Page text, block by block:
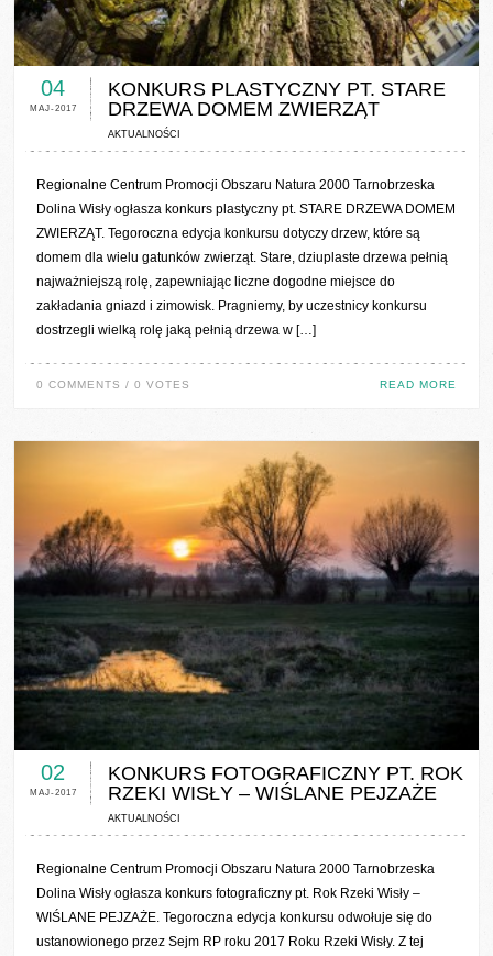
0 COMMENTS / 0 VOTES
04
MAJ-2017
KONKURS PLASTYCZNY PT. STARE
DRZEWA DOMEM ZWIERZĄT
AKTUALNOŚCI
Regionalne Centrum Promocji Obszaru Natura 2000 Tarnobrzeska
Dolina Wisły ogłasza konkurs plastyczny pt. STARE DRZEWA DOMEM
ZWIERZĄT. Tegoroczna edycja konkursu dotyczy drzew, które są
domem dla wielu gatunków zwierząt. Stare, dziuplaste drzewa pełnią
najważniejszą rolę, zapewniając liczne dogodne miejsce do
zakładania gniazd i zimowisk. Pragniemy, by uczestnicy konkursu
dostrzegli wielką rolę jaką pełnią drzewa w […]
0 COMMENTS / 0 VOTES READ MORE
0 COMMENTS / 0 VOTES
02
MAJ-2017
KONKURS FOTOGRAFICZNY PT. ROK
RZEKI WISŁY – WIŚLANE PEJZAŻE
AKTUALNOŚCI
Regionalne Centrum Promocji Obszaru Natura 2000 Tarnobrzeska
Dolina Wisły ogłasza konkurs fotograficzny pt. Rok Rzeki Wisły –
WIŚLANE PEJZAŻE. Tegoroczna edycja konkursu odwołuje się do
ustanowionego przez Sejm RP roku 2017 Roku Rzeki Wisły. Z tej